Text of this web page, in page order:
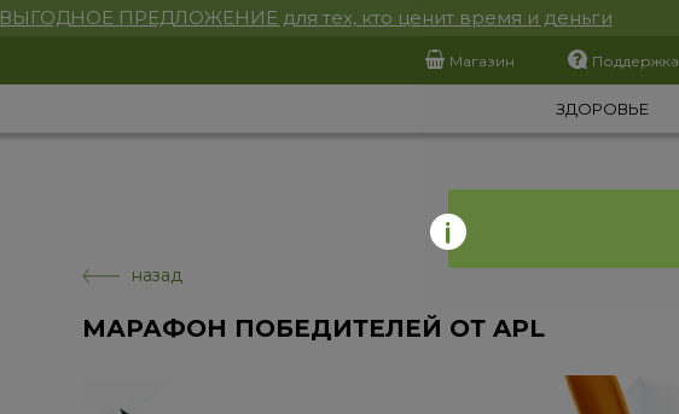
ВЫГОДНОЕ ПРЕДЛОЖЕНИЕ для тех, кто ценит время и деньги
Магазин Поддержка
ЗДОРОВЬЕ
назад
МАРАФОН ПОБЕДИТЕЛЕЙ ОТ APL